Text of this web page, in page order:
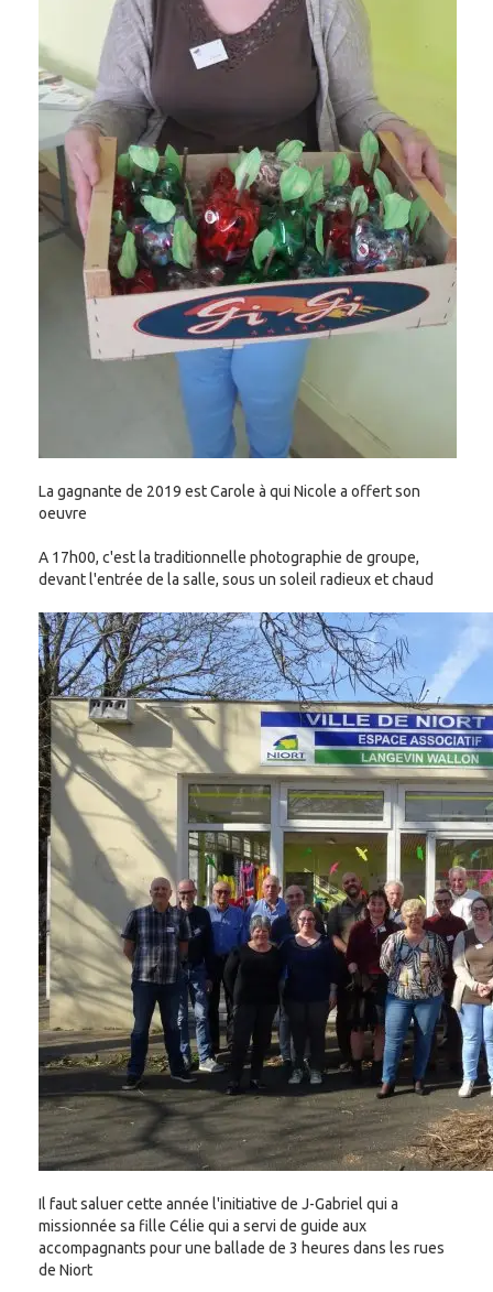
La gagnante de 2019 est Carole à qui Nicole a offert son
oeuvre
A 17h00, c'est la traditionnelle photographie de groupe,
devant l'entrée de la salle, sous un soleil radieux et chaud
Il faut saluer cette année l'initiative de J-Gabriel qui a
missionnée sa fille Célie qui a servi de guide aux
accompagnants pour une ballade de 3 heures dans les rues
de Niort